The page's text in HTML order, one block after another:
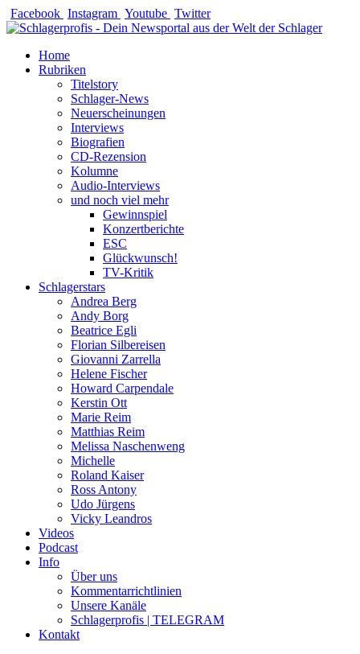
Zum
Inhalt
Facebook Instagram Youtube Twitter
Home
Rubriken
Titelstory
Schlager-News
Neuerscheinungen
Interviews
Biografien
CD-Rezension
Kolumne
Audio-Interviews
und noch viel mehr
Gewinnspiel
Konzertberichte
ESC
Glückwunsch!
TV-Kritik
Schlagerstars
Andrea Berg
Andy Borg
Beatrice Egli
Florian Silbereisen
Giovanni Zarrella
Helene Fischer
Howard Carpendale
Kerstin Ott
Marie Reim
Matthias Reim
Melissa Naschenweng
Michelle
Roland Kaiser
Ross Antony
Udo Jürgens
Vicky Leandros
Videos
Podcast
Info
Über uns
Kommentarrichtlinien
Unsere Kanäle
Schlagerprofis | TELEGRAM
Kontakt